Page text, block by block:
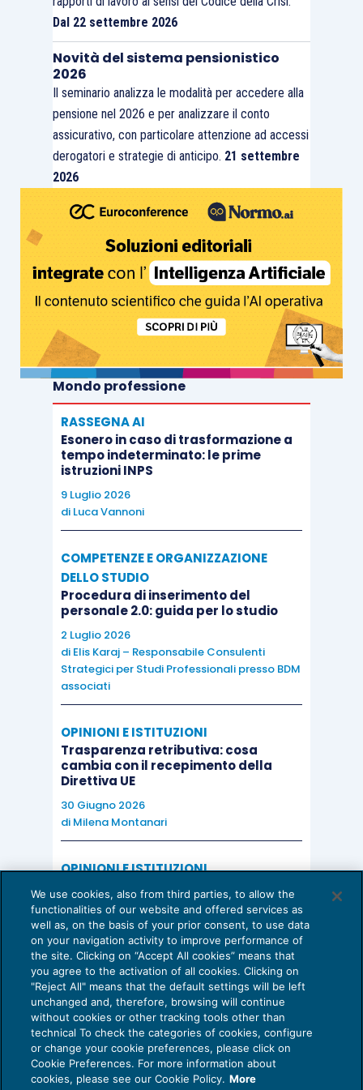
Dal 22 settembre 2026
Novità del sistema pensionistico
2026
Il seminario analizza le modalità per accedere alla
pensione nel 2026 e per analizzare il conto
assicurativo, con particolare attenzione ad accessi
derogatori e strategie di anticipo. 21 settembre
2026
Mondo professione
RASSEGNA AI
Esonero in caso di trasformazione a
tempo indeterminato: le prime
istruzioni INPS
9 Luglio 2026
di Luca Vannoni
COMPETENZE E ORGANIZZAZIONE
DELLO STUDIO
Procedura di inserimento del
personale 2.0: guida per lo studio
2 Luglio 2026
di Elis Karaj – Responsabile Consulenti
Strategici per Studi Professionali presso BDM
associati
OPINIONI E ISTITUZIONI
Trasparenza retributiva: cosa
cambia con il recepimento della
Direttiva UE
30 Giugno 2026
di Milena Montanari
OPINIONI E ISTITUZIONI
Valorizzare il potenziale dello Studio:
una riflessione sul futuro della
consulenza del lavoro
15 Giugno 2026
di Milena Montanari
Privacy Policy
We use cookies, also from third parties, to allow the
functionalities of our website and offered services as
well as, on the basis of your prior consent, to use data
on your navigation activity to improve performance of
the site. Clicking on “Accept All cookies” means that
you agree to the activation of all cookies. Clicking on
"Reject All" means that the default settings will be left
unchanged and, therefore, browsing will continue
without cookies or other tracking tools other than
technical To check the categories of cookies, configure
or change your cookie preferences, please click on
Cookie Preferences. For more information about
cookies, please see our Cookie Policy. More